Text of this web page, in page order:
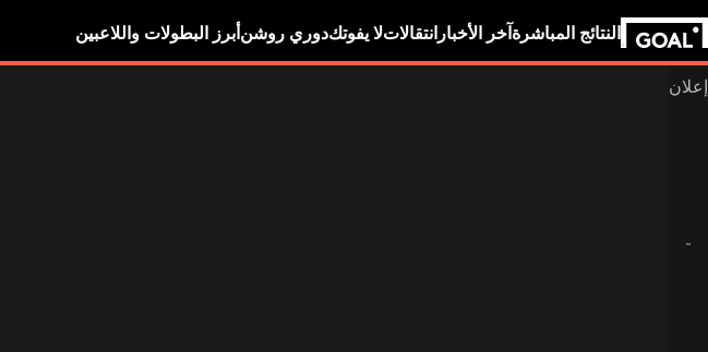
النتائج المباشرة آخر الأخبار انتقالاتلا يفوتكدوري روشن أبرز البطولات واللاعبين